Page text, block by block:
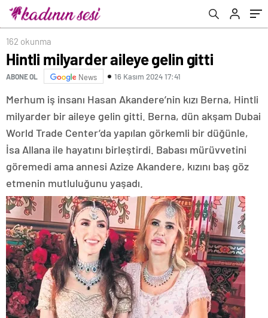
162 okunma
Hintli milyarder aileye gelin gitti
ABONE OL News 16 Kasım 2024 17:41
Merhum iş insanı Hasan Akandere’nin kızı Berna, Hintli
milyarder bir aileye gelin gitti. Berna, dün akşam Dubai
World Trade Center’da yapılan görkemli bir düğünle,
İsa Allana ile hayatını birleştirdi. Babası mürüvvetini
göremedi ama annesi Azize Akandere, kızını baş göz
etmenin mutluluğunu yaşadı.